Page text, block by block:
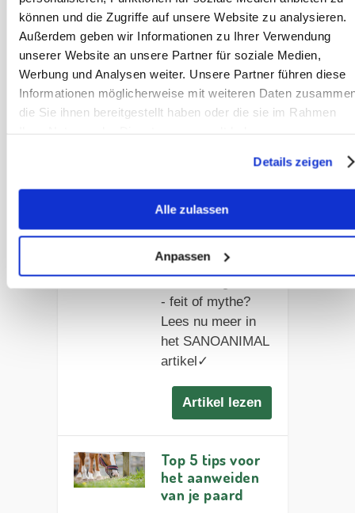
können und die Zugriffe auf unsere Website zu analysieren.
Außerdem geben wir Informationen zu Ihrer Verwendung
unserer Website an unsere Partner für soziale Medien,
Werbung und Analysen weiter. Unsere Partner führen diese
Informationen möglicherweise mit weiteren Daten
die Sie ihnen bereitgestellt haben oder die sie im Rahmen
Details zeigen
Alle zulassen
Anpassen
Artikel lezen
Regelmatig
maaien van de
eid bij paarden
klopt dat?
maaien vermindert
het risico op
hoefbevangenheid
- feit of mythe?
Lees nu meer in
het SANOANIMAL
artikel✓
Artikel lezen
Top 5 tips voor
het aanweiden
van je paard